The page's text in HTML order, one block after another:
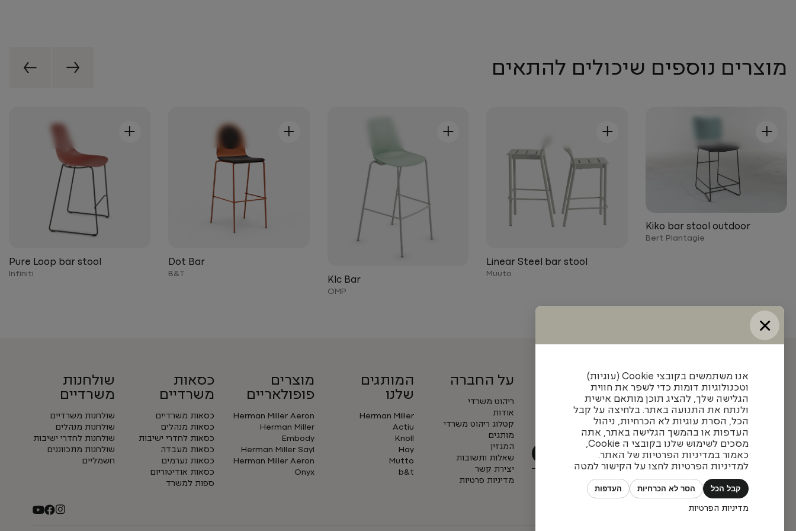
מוצרים נוספים שיכולים להתאים
+
Kiko bar stool outdoor
Bert Plantagie
+
Linear Steel bar stool
Muuto
+
Klc Bar
OMP
+
Dot Bar
B&T
+
Pure Loop bar stool
Infiniti
עדכונים והשראה מאיתנו
הצטרפו לניוזלטר שלנו כדי להתעדכן בעיצובים חדשים,
פרויקטים מעניינים ומגמות בתחום
על החברה
ריהוט משרדי
אודות
קטלוג ריהוט משרדי
מותגים
המגזין
שאלות ותשובות
יצירת קשר
מדיניות פרטיות
המותגים
שלנו
Herman Miller
Actiu
Knoll
Hay
Mutto
b&t
מוצרים
פופולאריים
Herman Miller Aeron
Herman Miller
Embody
Herman Miller Sayl
Herman Miller Aeron
Onyx
כסאות
משרדיים
כסאות משרדיים
כסאות מנהלים
כסאות לחדרי ישיבות
כסאות מעבדה
כסאות נערמים
כסאות אודיטוריום
ספות למשרד
שולחנות
משרדיים
שולחנות משרדיים
שולחנות מנהלים
שולחנות לחדרי ישיבות
שולחנות מתכווננים
חשמליים
×
אנו משתמשים בקובצי Cookie (עוגיות)
וטכנולוגיות דומות כדי לשפר את חווית
הגלישה שלך, להציג תוכן מותאם אישית
ולנתח את התנועה באתר. בלחיצה על קבל
הכל, הסרת עוגיות לא הכרחיות, ניהול
העדפות או בהמשך הגלישה באתר, אתה
מסכים לשימוש שלנו בקובצי ה Cookie,
כאמור במדיניות הפרטיות של האתר.
למדיניות הפרטיות לחצו על הקישור למטה
קבל הכל הסר לא הכרחיות העדפות
מדיניות הפרטיות